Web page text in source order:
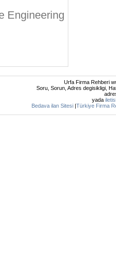
Engineering
Urfa Firma Rehberi
Soru, Sorun, Adres degisikligi,
yada
Bedava ilan Sitesi |Türkiye Firma